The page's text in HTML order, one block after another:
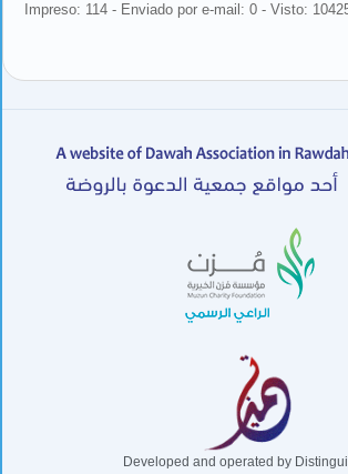
Impreso: 114 - Enviado por e-mail: 0 - Visto:
Developed and operated by